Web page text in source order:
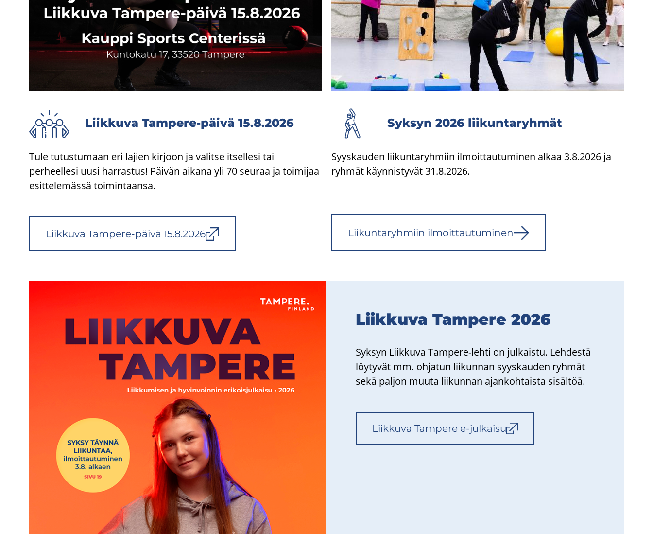
Liik­ku­va Tampere-​päivä 15.8.2026
Tule tutustumaan eri lajien kirjoon ja valitse itsellesi tai
perheellesi uusi harrastus! Päivän aikana yli 70 seuraa ja toimijaa
esittelemässä toimintaansa.
Liik­ku­va Tampere-​päivä 15.8.2026
Syk­syn 2026 lii­kun­ta­ryh­mät
Syyskauden liikuntaryhmiin ilmoittautuminen alkaa 3.8.2026 ja
ryhmät käynnistyvät 31.8.2026.
Lii­kun­ta­ryh­miin il­moit­tau­tu­mi­nen
Liik­ku­va Tam­pe­re 2026
Syk­syn Liik­ku­va Tampere-​lehti on jul­kais­tu. Leh­des­tä
löy­ty­vät mm. oh­ja­tun lii­kun­nan syys­kau­den ryh­mät
sekä pal­jon muuta lii­kun­nan ajan­koh­tais­ta si­säl­töä.
Liik­ku­va Tam­pe­re e-​julkaisu